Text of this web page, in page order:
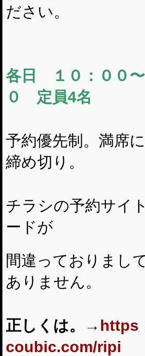
ださい。
各日 １０：００〜
０ 定員4名
予約優先制。満席
締め切り。
チラシの予約サイ
ードが
間違っておりまし
ありません。
正しくは。→ https
coubic.com/ripi